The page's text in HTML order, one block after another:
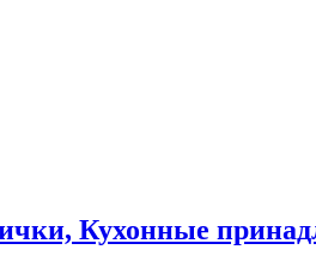
Кухонные